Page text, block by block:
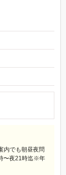
内でも朝昼夜問
〜夜21時迄※年